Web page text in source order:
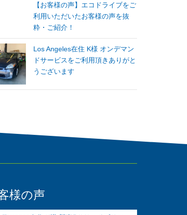
【お客様の声】エコドライブをご
利用いただいたお客様の声を抜
粋・ご紹介！
Los Angeles在住 K様 オンデマン
ドサービスをご利用頂きありがと
うございます
様の声